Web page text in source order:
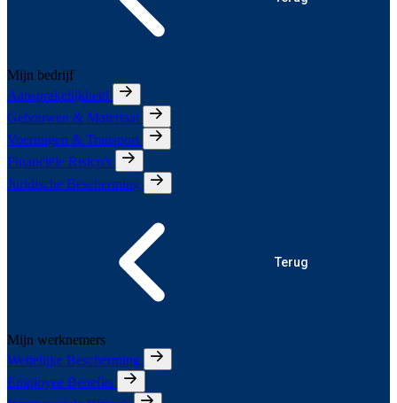
Mijn bedrijf
Aansprakelijkheid
Gebouwen & Materiaal
Voertuigen & Transport
Financiële Risico's
Juridische Bescherming
Terug
Mijn werknemers
Wettelijke Bescherming
Employee Benefits